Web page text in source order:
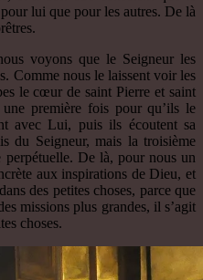
lui que pour les autres. De là
voyons que le Seigneur les
Comme nous le laissent voir les
le cœur de saint Pierre et saint
première fois pour qu’ils le
avec Lui, puis ils écoutent sa
du Seigneur, mais la troisième
perpétuelle. De là, pour nous un
aux inspirations de Dieu, et
des petites choses, parce que
missions plus grandes, il s’agit
choses.